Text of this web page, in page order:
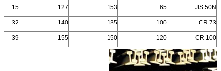
JIS 50N
65
153
127
15
CR 73
100
135
140
32
CR 100
120
150
155
39